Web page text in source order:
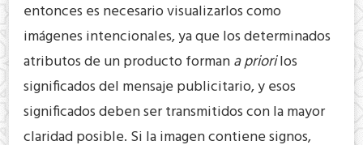
entonces es necesario visualizarlos como
imágenes intencionales, ya que los determinados
atributos de un producto formana priorilos
significados del mensaje publicitario, y esos
significados deben ser transmitidos con la mayor
claridad posible. Si la imagen contiene signos,